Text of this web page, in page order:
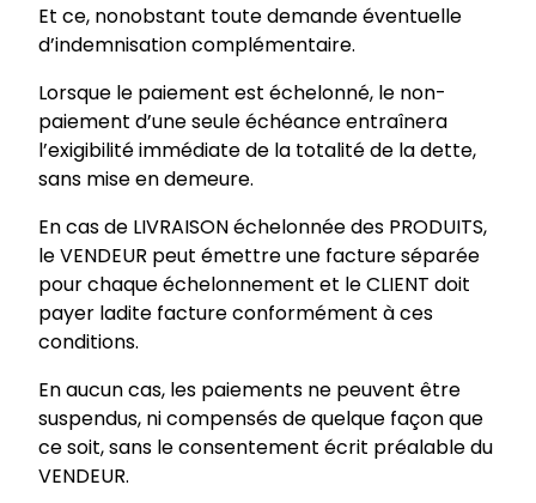
Et ce, nonobstant toute demande éventuelle
d’indemnisation complémentaire.
Lorsque le paiement est échelonné, le non-
paiement d’une seule échéance entraînera
l’exigibilité immédiate de la totalité de la dette,
sans mise en demeure.
En cas de LIVRAISON échelonnée des PRODUITS,
le VENDEUR peut émettre une facture séparée
pour chaque échelonnement et le CLIENT doit
payer ladite facture conformément à ces
conditions.
En aucun cas, les paiements ne peuvent être
suspendus, ni compensés de quelque façon que
ce soit, sans le consentement écrit préalable du
VENDEUR.